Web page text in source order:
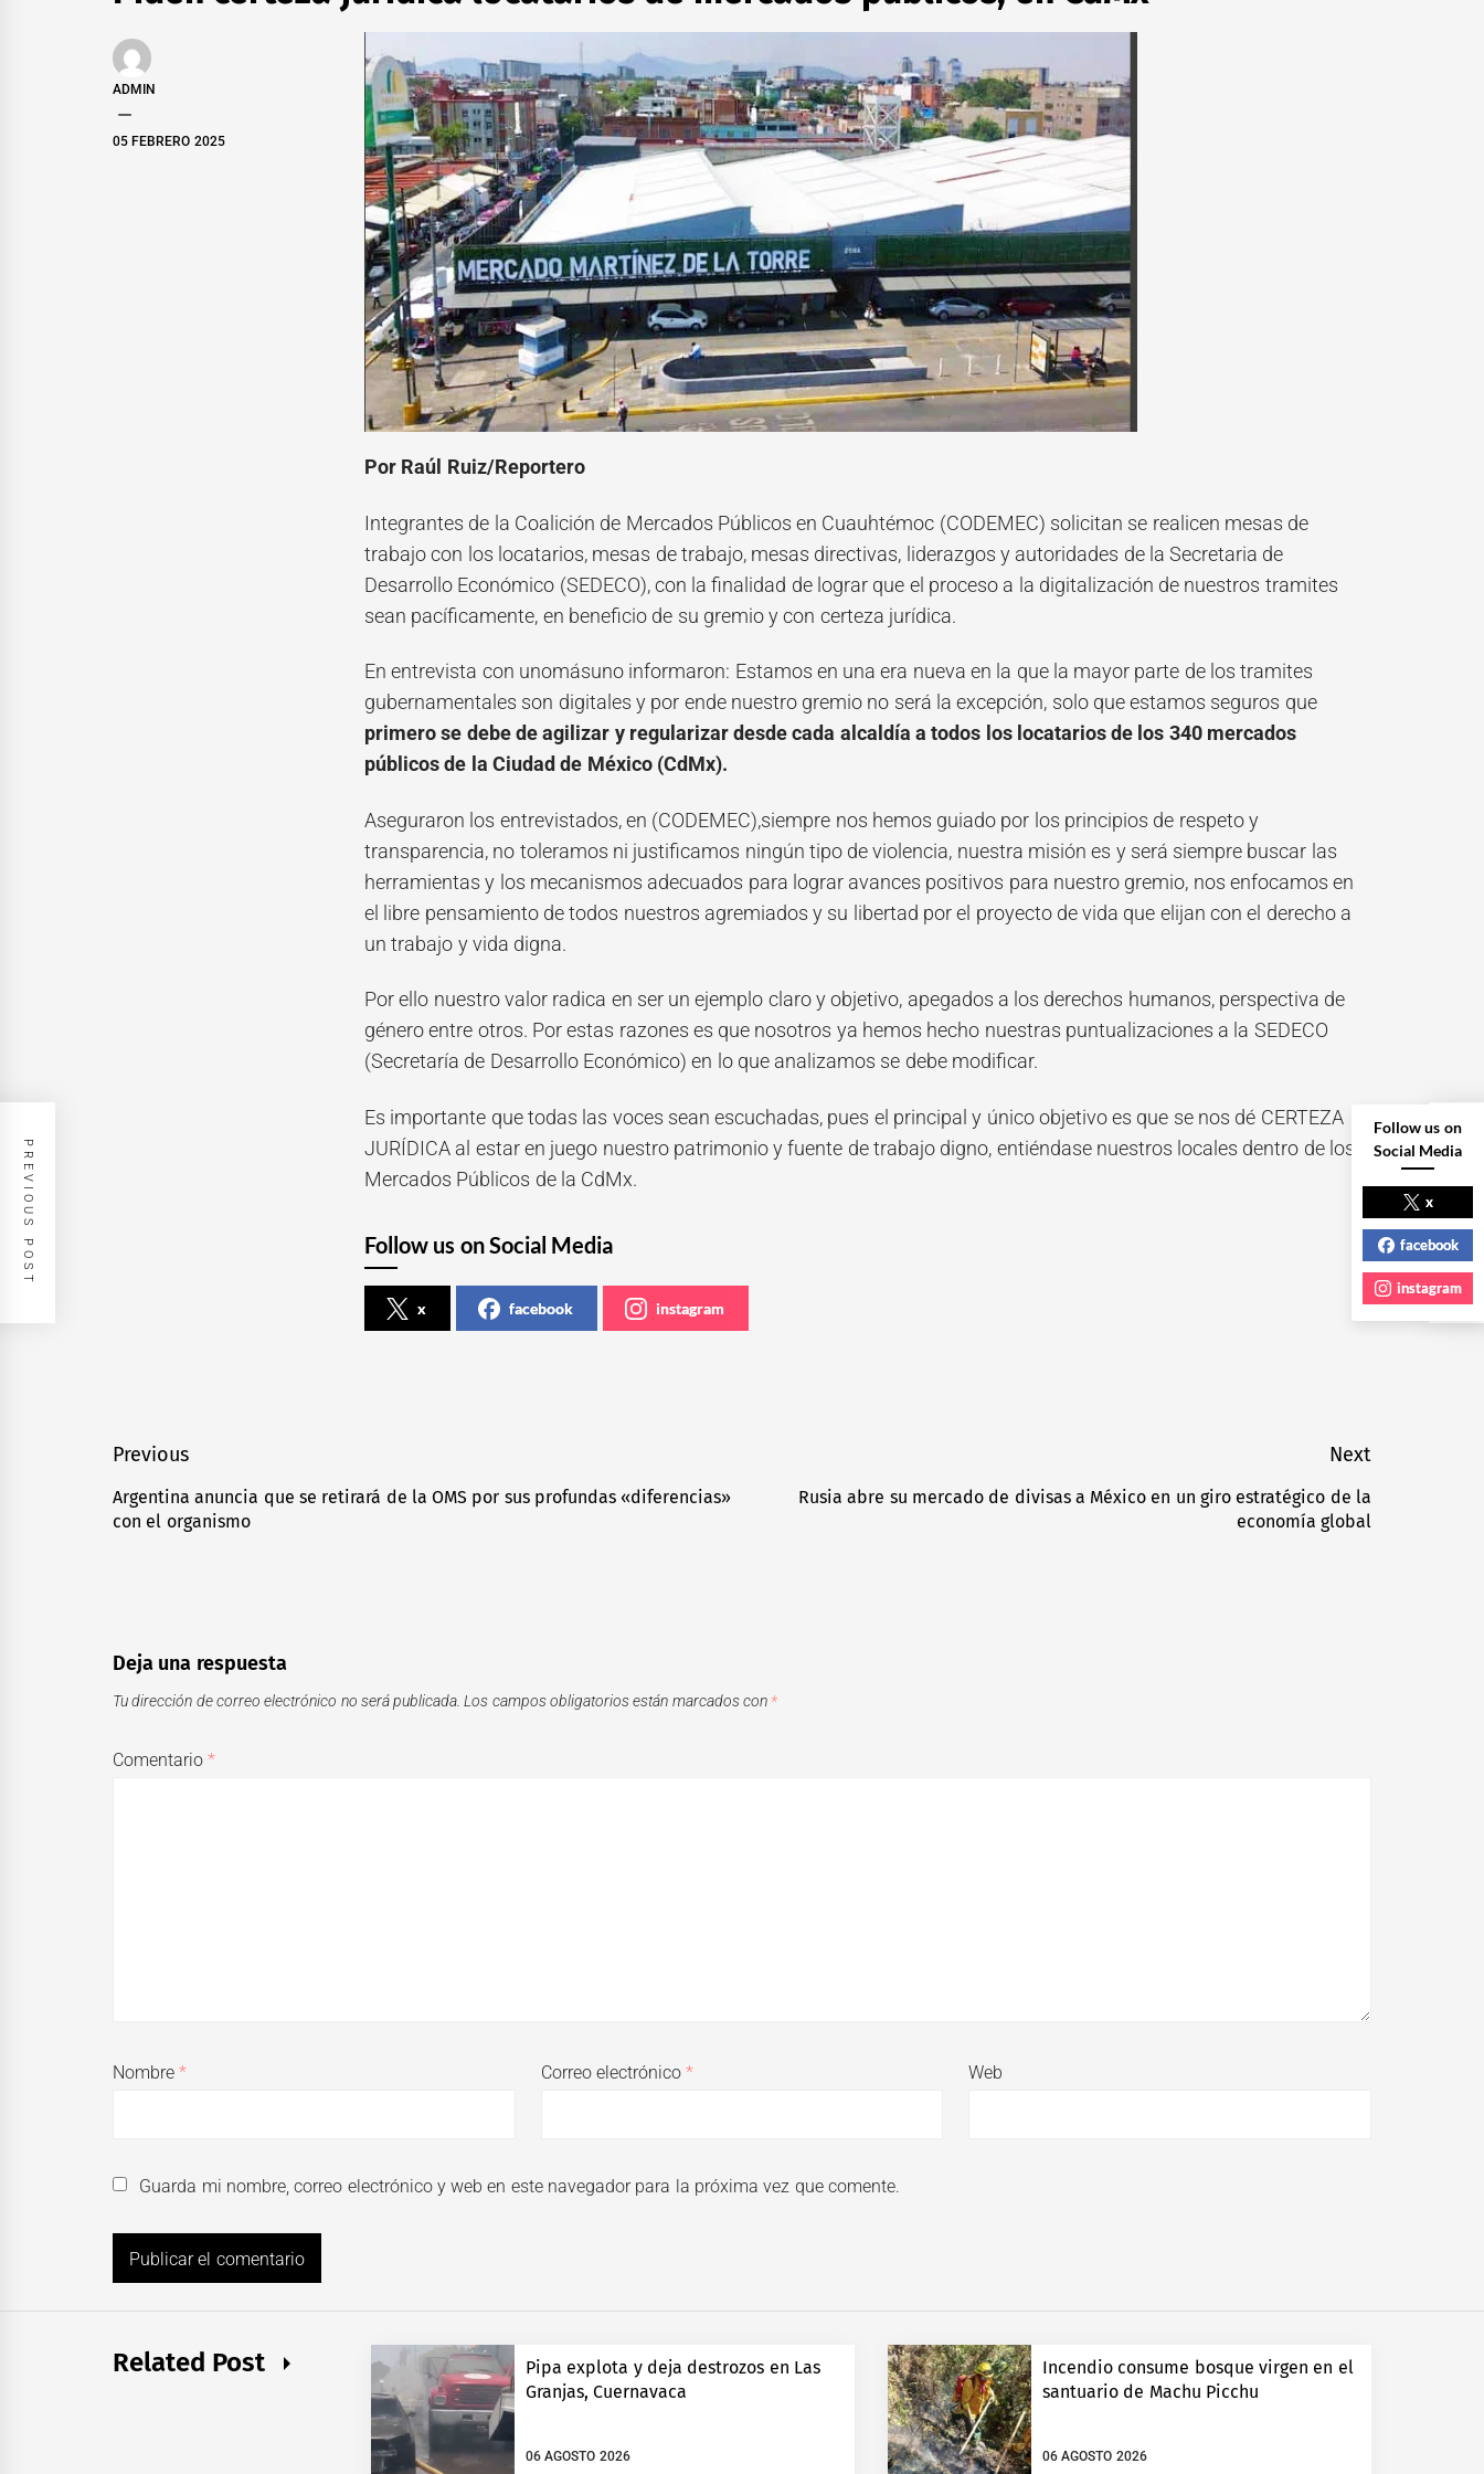
ADMIN
05 FEBRERO 2025
Por Raúl Ruiz/Reportero
Integrantes de la Coalición de Mercados Públicos en Cuauhtémoc (CODEMEC) solicitan se realicen mesas de
trabajo con los locatarios, mesas de trabajo, mesas directivas, liderazgos y autoridades de la Secretaria de
Desarrollo Económico (SEDECO), con la finalidad de lograr que el proceso a la digitalización de nuestros tramites
sean pacíficamente, en beneficio de su gremio y con certeza jurídica.
En entrevista con unomásuno informaron: Estamos en una era nueva en la que la mayor parte de los tramites
gubernamentales son digitales y por ende nuestro gremio no será la excepción, solo que estamos seguros que
primero se debe de agilizar y regularizar desde cada alcaldía a todos los locatarios de los 340 mercados
públicos de la Ciudad de México (CdMx).
Aseguraron los entrevistados, en (CODEMEC),siempre nos hemos guiado por los principios de respeto y
transparencia, no toleramos ni justificamos ningún tipo de violencia, nuestra misión es y será siempre buscar las
herramientas y los mecanismos adecuados para lograr avances positivos para nuestro gremio, nos enfocamos en
el libre pensamiento de todos nuestros agremiados y su libertad por el proyecto de vida que elijan con el derecho a
un trabajo y vida digna.
Por ello nuestro valor radica en ser un ejemplo claro y objetivo, apegados a los derechos humanos, perspectiva de
género entre otros. Por estas razones es que nosotros ya hemos hecho nuestras puntualizaciones a la SEDECO
(Secretaría de Desarrollo Económico) en lo que analizamos se debe modificar.
Es importante que todas las voces sean escuchadas, pues el principal y único objetivo es que se nos dé CERTEZA
JURÍDICA al estar en juego nuestro patrimonio y fuente de trabajo digno, entiéndase nuestros locales dentro de los
Mercados Públicos de la CdMx.
Follow us on Social Media
x facebook instagram
Navegación
de
entradas
Previous
Previous
post:
Argentina anuncia que se retirará de la OMS por sus profundas «diferencias»
con el organismo
Next
post:
Rusia abre su mercado de divisas a México en un giro estratégico de la
economía global
PREVIOUS POST NEXT POST
Deja una respuesta
Tu dirección de correo electrónico no será publicada. Los campos obligatorios están marcados con *
Comentario*
Nombre* Correo electrónico* Web
Guarda mi nombre, correo electrónico y web en este navegador para la próxima vez que comente.
Related Post
Pipa explota y deja destrozos en Las
Granjas, Cuernavaca
06 AGOSTO 2026
Incendio consume bosque virgen en el
santuario de Machu Picchu
06 AGOSTO 2026
Follow us on
Social Media
x
facebook
instagram